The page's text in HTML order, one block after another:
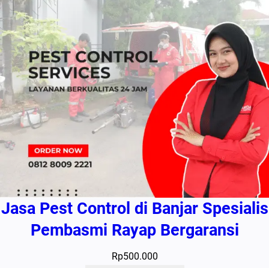
Jasa Pest Control di Banjar Spesialis
Pembasmi Rayap Bergaransi
Rp500.000